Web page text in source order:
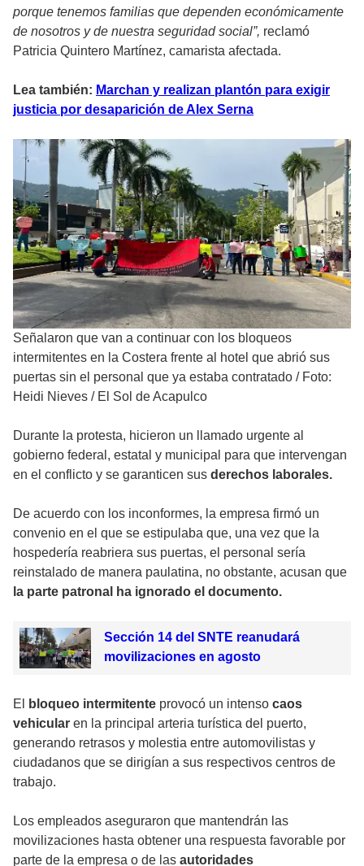
porque tenemos familias que dependen económicamente
de nosotros y de nuestra seguridad social”, reclamó
Patricia Quintero Martínez, camarista afectada.
Lea también: Marchan y realizan plantón para exigir
justicia por desaparición de Alex Serna
Señalaron que van a continuar con los bloqueos
intermitentes en la Costera frente al hotel que abrió sus
puertas sin el personal que ya estaba contratado / Foto:
Heidi Nieves / El Sol de Acapulco
Durante la protesta, hicieron un llamado urgente al
gobierno federal, estatal y municipal para que intervengan
en el conflicto y se garanticen sus derechos laborales.
De acuerdo con los inconformes, la empresa firmó un
convenio en el que se estipulaba que, una vez que la
hospedería reabriera sus puertas, el personal sería
reinstalado de manera paulatina, no obstante, acusan que
la parte patronal ha ignorado el documento.
Sección 14 del SNTE reanudará
movilizaciones en agosto
El bloqueo intermitente provocó un intenso caos
vehicular en la principal arteria turística del puerto,
generando retrasos y molestia entre automovilistas y
ciudadanos que se dirigían a sus respectivos centros de
trabajo.
Los empleados aseguraron que mantendrán las
movilizaciones hasta obtener una respuesta favorable por
parte de la empresa o de las autoridades